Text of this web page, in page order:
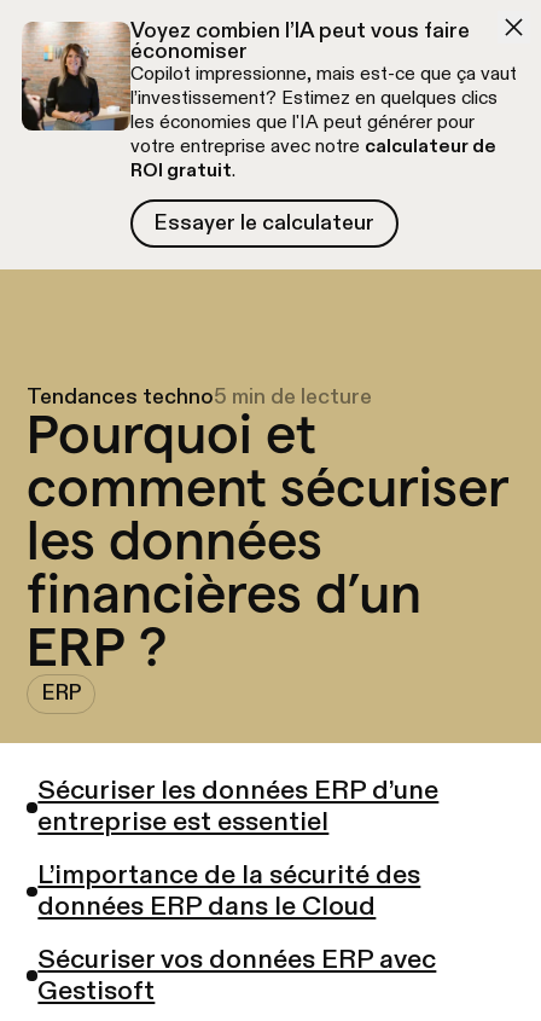
Voyez combien l’IA peut vous faire
économiser
Copilot impressionne, mais est-ce que ça vaut
l’investissement? Estimez en quelques clics
les économies que l'IA peut générer pour
votre entreprise avec notre calculateur de
ROI gratuit.
Essayer le calculateur
Essayer le calculateur
Tendances techno5 min de lecture
Pourquoi et
comment sécuriser
les données
financières d’un
ERP ?
ERP
Sécuriser les données ERP d’une
entreprise est essentiel
L’importance de la sécurité des
données ERP dans le Cloud
Sécuriser vos données ERP avec
Gestisoft